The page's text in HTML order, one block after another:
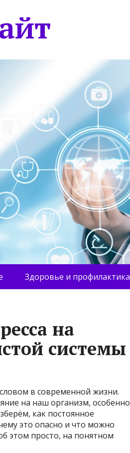
Здоровье и профилактика
на
системы
в современной жизни.
на наш организм, особенно
как постоянное
это опасно и что можно
этом просто, на понятном